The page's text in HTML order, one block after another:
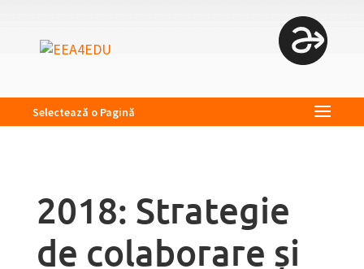
Selectează o Pagină
2018: Strategie
de colaborare și